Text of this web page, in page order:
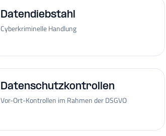
Datendiebstahl
Cyberkriminelle Handlung
Datenschutzkontrollen
Vor-Ort-Kontrollen im Rahmen der DSGVO